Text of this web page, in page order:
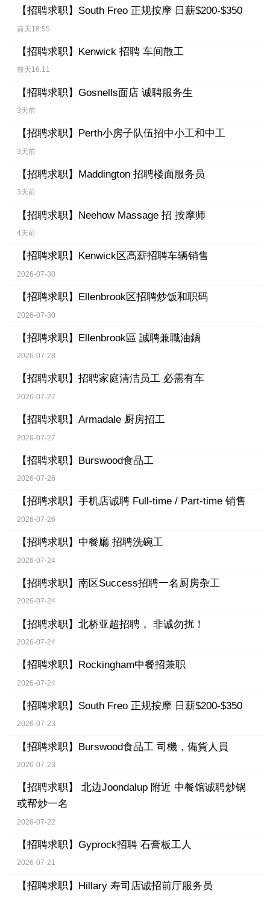
【招聘求职】 South Freo 正规按摩 日薪$200-$350
前天18:55
【招聘求职】 Kenwick 招聘 车间散工
前天16:11
【招聘求职】 Gosnells面店 诚聘服务生
3天前
【招聘求职】 Perth小房子队伍招中小工和中工
3天前
【招聘求职】 Maddington 招聘楼面服务员
3天前
【招聘求职】 Neehow Massage 招 按摩师
4天前
【招聘求职】 Kenwick区高薪招聘车辆销售
2026-07-30
【招聘求职】 Ellenbrook区招聘炒饭和职码
2026-07-30
【招聘求职】 Ellenbrook區 誠聘兼職油鍋
2026-07-28
【招聘求职】 招聘家庭清洁员工 必需有车
2026-07-27
【招聘求职】 Armadale 厨房招工
2026-07-27
【招聘求职】 Burswood食品工
2026-07-26
【招聘求职】 手机店诚聘 Full-time / Part-time 销售
2026-07-26
【招聘求职】 中餐廳 招聘洗碗工
2026-07-24
【招聘求职】 南区Success招聘一名厨房杂工
2026-07-24
【招聘求职】 北桥亚超招聘， 非诚勿扰！
2026-07-24
【招聘求职】 Rockingham中餐招兼职
2026-07-24
【招聘求职】 South Freo 正规按摩 日薪$200-$350
2026-07-23
【招聘求职】 Burswood食品工 司機，備貨人員
2026-07-23
【招聘求职】
北边Joondalup 附近 中餐馆诚聘炒锅
或帮炒一名
2026-07-22
【招聘求职】 Gyprock招聘 石膏板工人
2026-07-21
【招聘求职】 Hillary 寿司店诚招前厅服务员